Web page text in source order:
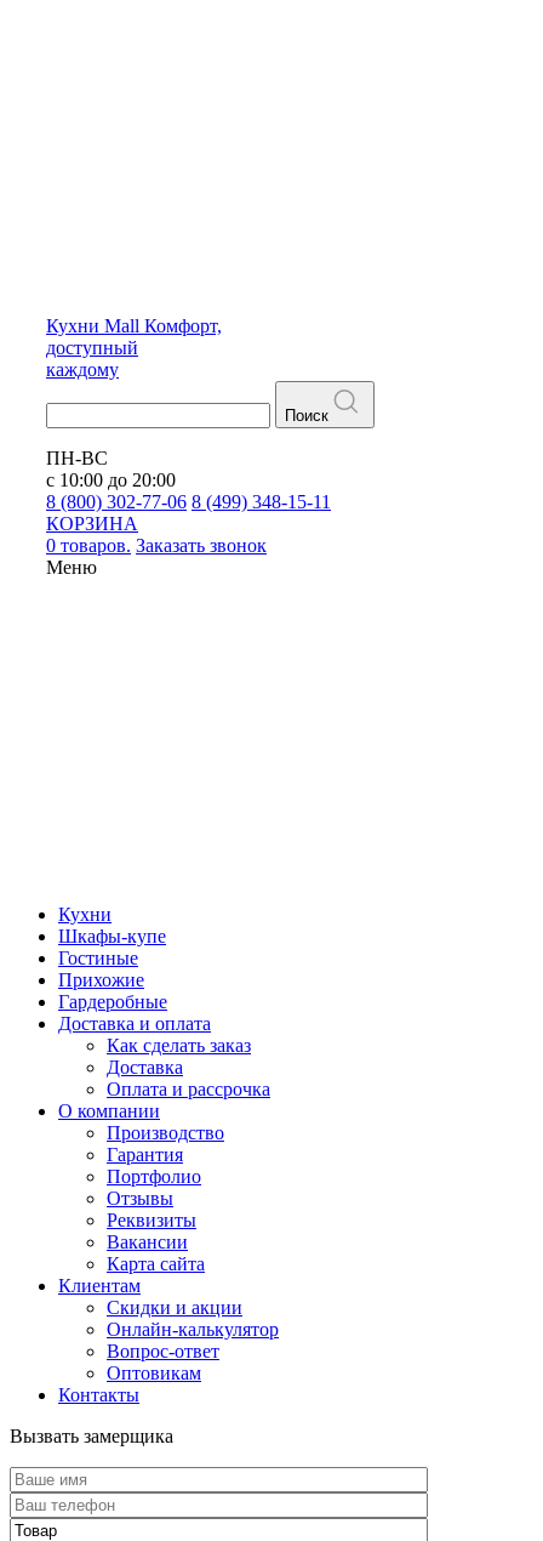
Кухни Mall Комфорт,
доступный
каждому
Поиск
ПН-ВС
с 10:00 до 20:00
8 (800) 302-77-06 8 (499) 348-15-11
КОРЗИНА
0 товаров. Заказать звонок
Меню
Кухни
Шкафы-купе
Гостиные
Прихожие
Гардеробные
Доставка и оплата
Как сделать заказ
Доставка
Оплата и рассрочка
О компании
Производство
Гарантия
Портфолио
Отзывы
Реквизиты
Вакансии
Карта сайта
Клиентам
Скидки и акции
Онлайн-калькулятор
Вопрос-ответ
Оптовикам
Контакты
Вызвать замерщика